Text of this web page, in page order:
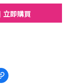
立即購買